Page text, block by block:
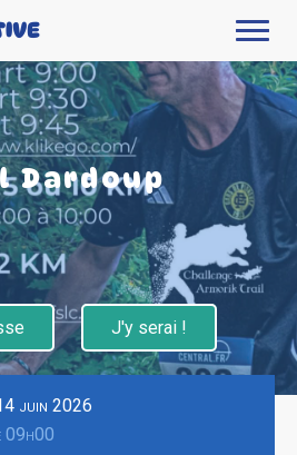
Dardoup
J'y serai !
juin 2026
09h00